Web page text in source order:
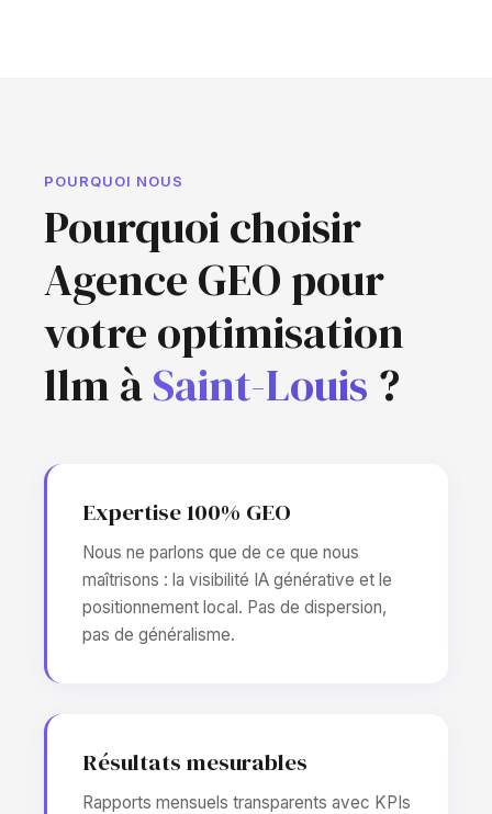
POURQUOI NOUS
Pourquoi choisir
Agence GEO pour
votre optimisation
llm àSaint-Louis ?
Expertise 100% GEO
Nous ne parlons que de ce que nous
maîtrisons : la visibilité IA générative et le
positionnement local. Pas de dispersion,
pas de généralisme.
Résultats mesurables
Rapports mensuels transparents avec KPIs